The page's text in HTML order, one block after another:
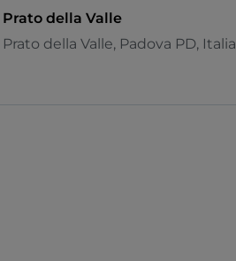
Prato della Valle
Prato della Valle, Padova PD, Italia